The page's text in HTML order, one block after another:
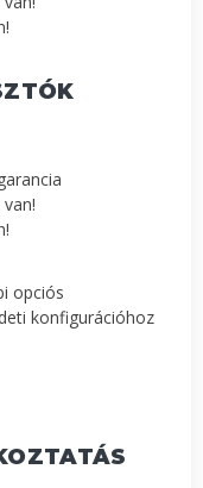
opciós
konfigurációhoz